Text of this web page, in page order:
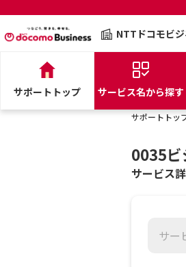
NTTドコモビ
サポートトップ サービス名から探す
サポートトッ
0035ビ
サービス